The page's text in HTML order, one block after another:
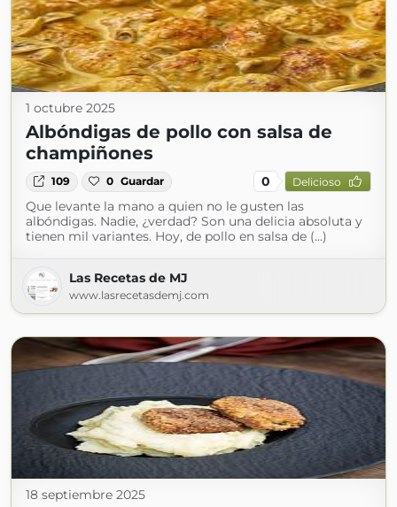
1 octubre 2025
Albóndigas de pollo con salsa de
champiñones
109 0 Guardar 0 Delicioso
Que levante la mano a quien no le gusten las
albóndigas. Nadie, ¿verdad? Son una delicia absoluta y
tienen mil variantes. Hoy, de pollo en salsa de (...)
Las Recetas de MJ
www.lasrecetasdemj.com
18 septiembre 2025